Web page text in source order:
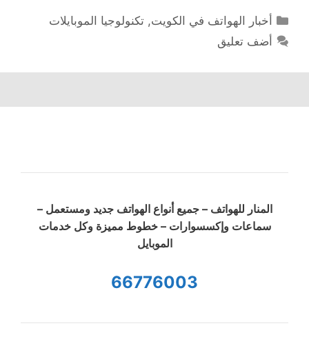
التصنيفات
أخبار الهواتف في الكويت,تكنولوجيا الموبايلات
أضف تعليق
المنار للهواتف – جميع أنواع الهواتف جديد ومستعمل –
سماعات وإكسسوارات – خطوط مميزة وكل خدمات
الموبايل
66776003